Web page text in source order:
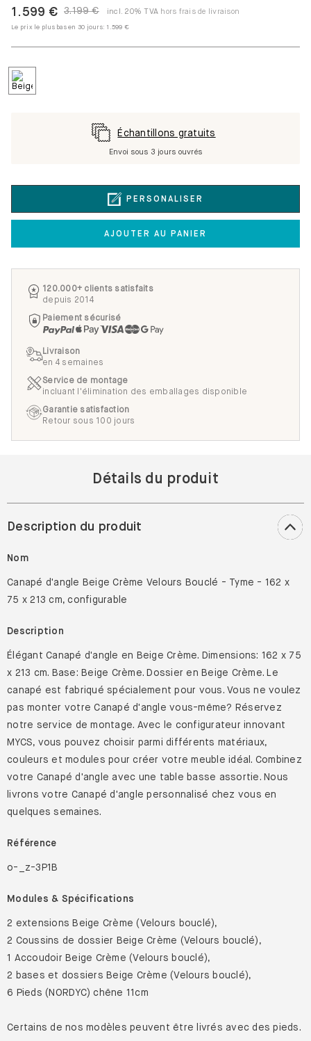
3.199 €
1.599 € incl. 20% TVA hors frais de livraison
Le prix le plus bas en 30 jours: 1.599 €
PERSONALISER
AJOUTER AU PANIER
Échantillons gratuits
Envoi sous 3 jours ouvrés
120.000+ clients satisfaits
depuis 2014
Paiement sécurisé
Livraison
en 4 semaines
Service de montage
incluant l'élimination des emballages disponible
Garantie satisfaction
Retour sous 100 jours
Détails du produit
Description du produit
Nom
Canapé d'angle Beige Crème Velours Bouclé - Tyme - 162 x
75 x 213 cm, configurable
Description
Élégant Canapé d'angle en Beige Crème. Dimensions: 162 x 75
x 213 cm. Base: Beige Crème. Dossier en Beige Crème. Le
canapé est fabriqué spécialement pour vous. Vous ne voulez
pas monter votre Canapé d'angle vous-même? Réservez
notre service de montage. Avec le configurateur innovant
MYCS, vous pouvez choisir parmi différents matériaux,
couleurs et modules pour créer votre meuble idéal. Combinez
votre Canapé d'angle avec une table basse assortie. Nous
livrons votre Canapé d'angle personnalisé chez vous en
quelques semaines.
Référence
o-_z-3P1B
Modules & Spécifications
2 extensions Beige Crème (Velours bouclé),
2 Coussins de dossier Beige Crème (Velours bouclé),
1 Accoudoir Beige Crème (Velours bouclé),
2 bases et dossiers Beige Crème (Velours bouclé),
6 Pieds (NORDYC) chêne 11cm
Certains de nos modèles peuvent être livrés avec des pieds.